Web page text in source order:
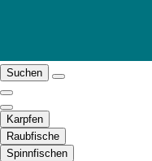
Suchen
Karpfen
Raubfische
Spinnfischen